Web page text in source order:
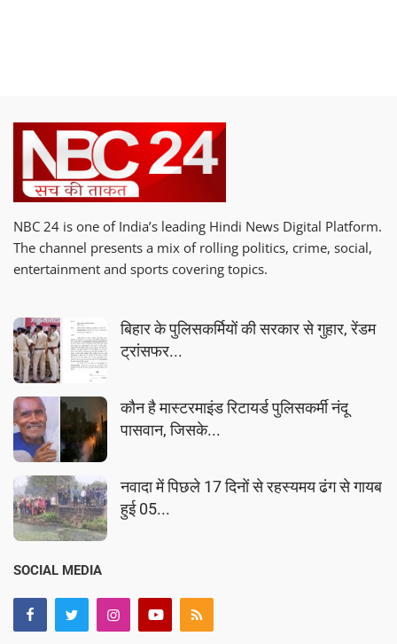
NBC 24 is one of India’s leading Hindi News Digital Platform.
The channel presents a mix of rolling politics, crime, social,
entertainment and sports covering topics.
बिहार के पुलिसकर्मियों की सरकार से गुहार, रेंडम
ट्रांसफर...
कौन है मास्टरमाइंड रिटायर्ड पुलिसकर्मी नंदू
पासवान, जिसके...
नवादा में पिछले 17 दिनों से रहस्यमय ढंग से गायब
हुई 05...
SOCIAL MEDIA